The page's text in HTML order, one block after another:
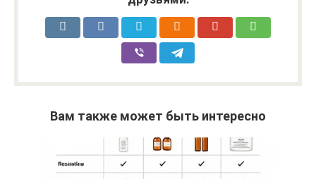
Вам также может быть интересно